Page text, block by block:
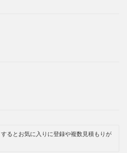
するとお気に入りに登録や複数見積もりが